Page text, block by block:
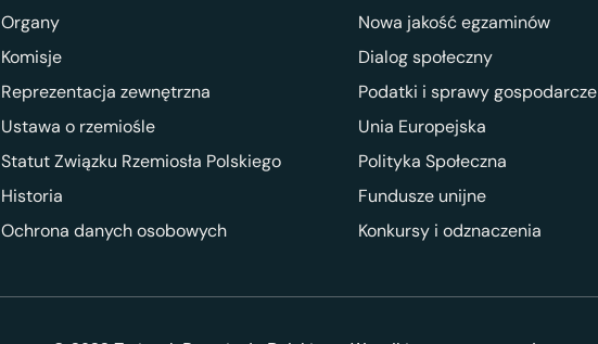
Organy
Komisje
Reprezentacja zewnętrzna
Ustawa o rzemiośle
Statut Związku Rzemiosła Polskiego
Historia
Ochrona danych osobowych
Nowa jakość egzaminów
Dialog społeczny
Podatki i sprawy gospodarcze
Unia Europejska
Polityka Społeczna
Fundusze unijne
Konkursy i odznaczenia